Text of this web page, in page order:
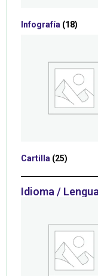
Infografía (18)
Cartilla (25)
Idioma / Lengua